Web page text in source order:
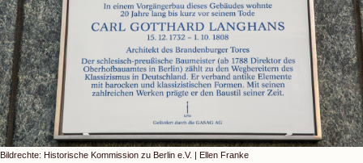
Bildrechte: Historische Kommission zu Berlin e.V. | Ellen Franke